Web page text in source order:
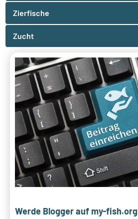
Zierfische
Zucht
Werde Blogger auf my-fish.org